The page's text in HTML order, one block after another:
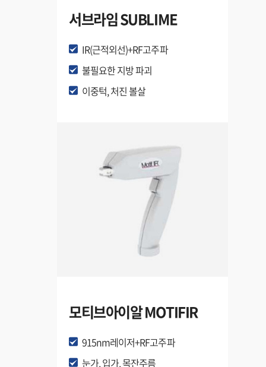
서브라임 SUBLIME
IR(근적외선)+RF고주파
불필요한 지방 파괴
이중턱, 처진 볼살
모티브아이알 MOTIFIR
915nm레이저+RF고주파
눈가, 입가, 목잔주름